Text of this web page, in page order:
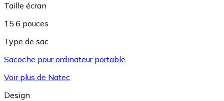
Taille écran
15.6 pouces
Type de sac
Sacoche pour ordinateur portable
Voir plus de Natec
Design